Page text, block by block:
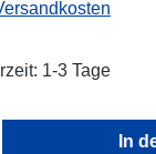
1-3 Tage
Gib den In